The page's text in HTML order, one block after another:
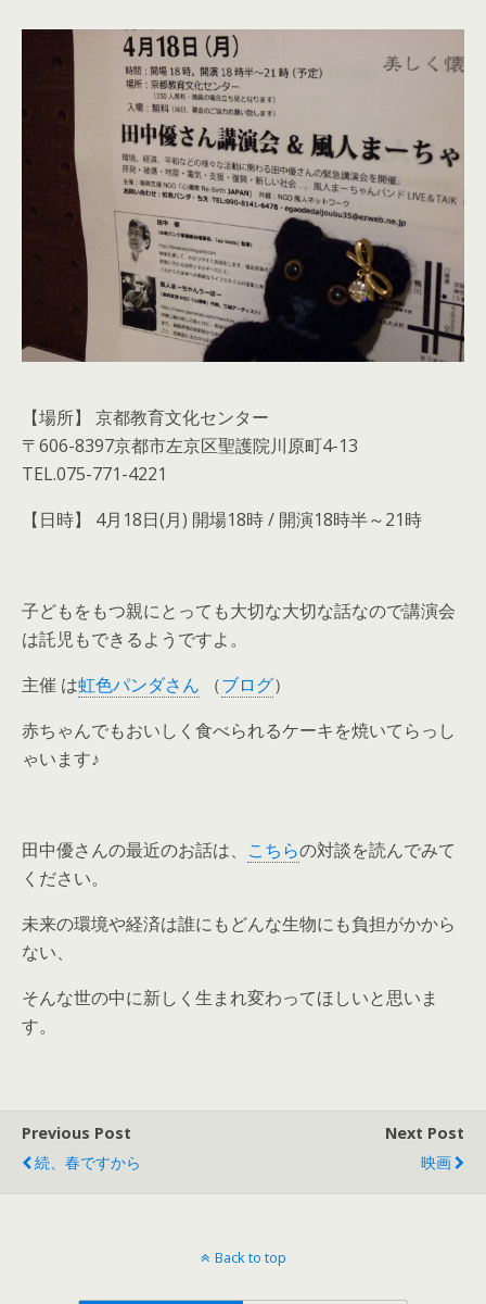
【場所】 京都教育文化センター
〒606-8397京都市左京区聖護院川原町4-13
TEL.075-771-4221
【日時】 4月18日(月) 開場18時 / 開演18時半～21時
子どもをもつ親にとっても大切な大切な話なので講演会
は託児もできるようですよ。
主催 は虹色パンダさん （ブログ）
赤ちゃんでもおいしく食べられるケーキを焼いてらっし
ゃいます♪
田中優さんの最近のお話は、 こちらの対談を読んでみて
ください。
未来の環境や経済は誰にもどんな生物にも負担がかから
ない、
そんな世の中に新しく生まれ変わってほしいと思いま
す。
Previous Post
続、春ですから
Next Post
映画
Back to top